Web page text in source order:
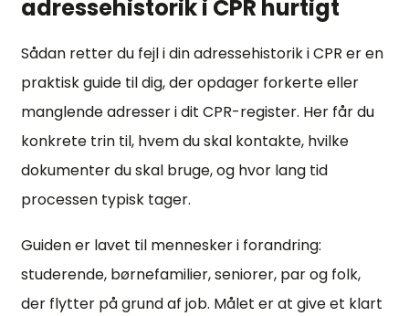
adressehistorik i CPR hurtigt
Sådan retter du fejl i din adressehistorik i CPR er en
praktisk guide til dig, der opdager forkerte eller
manglende adresser i dit CPR-register. Her får du
konkrete trin til, hvem du skal kontakte, hvilke
dokumenter du skal bruge, og hvor lang tid
processen typisk tager.
Guiden er lavet til mennesker i forandring:
studerende, børnefamilier, seniorer, par og folk,
der flytter på grund af job. Målet er at give et klart